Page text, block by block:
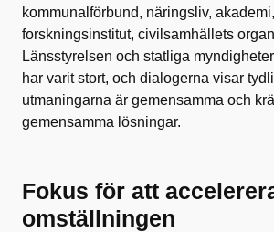
kommunalförbund, näringsliv, akademi,
forskningsinstitut, civilsamhällets
Länsstyrelsen och statliga
har varit stort, och dialogerna visar
utmaningarna är gemensamma och
gemensamma lösningar.
Fokus för att
omställningen